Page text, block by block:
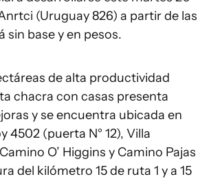
(Uruguay 826) a partir de las
sin base y en pesos.
de alta productividad
chacra con casas presenta
y se encuentra ubicada en
4502 (puerta N° 12), Villa
O’ Higgins y Camino Pajas
del kilómetro 15 de ruta 1 y a 15